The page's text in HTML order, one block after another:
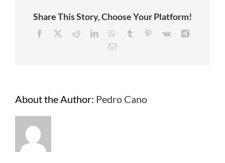
Share This Story, Choose Your Platform!
Facebook RedditLinkedInWhatsApp
Tumblr Pinterest
Vk
Email
About the Author: Pedro Cano